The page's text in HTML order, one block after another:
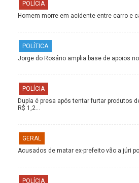
POLÍCIA
Homem morre em acidente entre carro e
POLÍTICA
Jorge do Rosário amplia base de apoios
POLÍCIA
Dupla é presa após tentar furtar produtos
R$ 1,2…
GERAL
Acusados de matar ex-prefeito vão a júri
POLÍCIA